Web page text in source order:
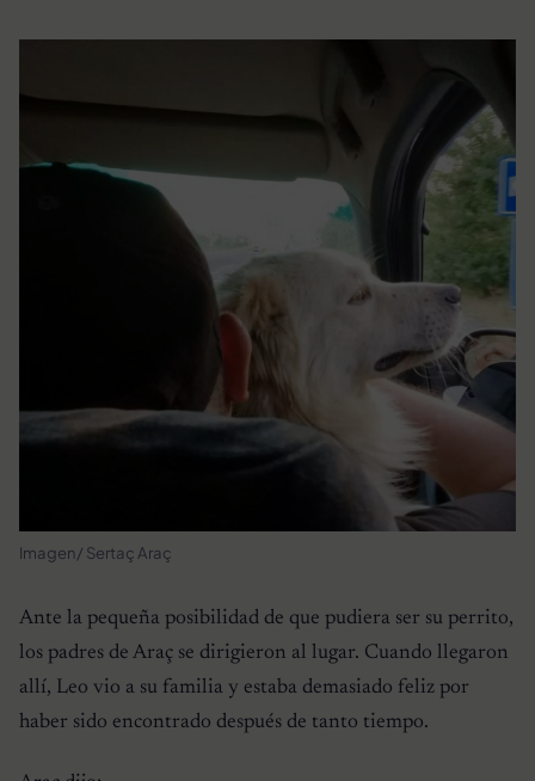
Imagen/ Sertaç Araç
Ante la pequeña posibilidad de que pudiera ser su perrito,
los padres de Araç se dirigieron al lugar. Cuando llegaron
allí, Leo vio a su familia y estaba demasiado feliz por
haber sido encontrado después de tanto tiempo.